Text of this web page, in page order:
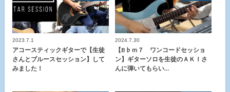
2023.7.1
アコースティックギターで【生徒
さんとブルースセッション】して
みました！
2024.7.30
【B♭ｍ７ ワンコードセッショ
ン】ギターソロを生徒のＡＫＩさ
んに弾いてもらい…